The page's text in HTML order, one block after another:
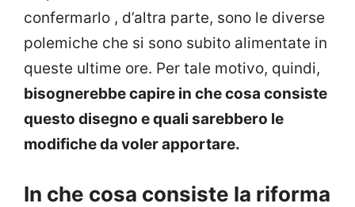
confermarlo , d’altra parte, sono le diverse
polemiche che si sono subito alimentate in
queste ultime ore. Per tale motivo, quindi,
bisognerebbe capire in che cosa consiste
questo disegno e quali sarebbero le
modifiche da voler apportare.
In che cosa consiste la riforma